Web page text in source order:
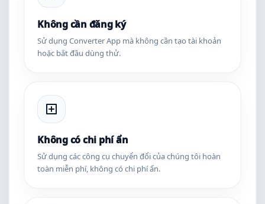
Không cần đăng ký
Sử dụng Converter App mà không cần tạo tài khoản
hoặc bắt đầu dùng thử.
Không có chi phí ẩn
Sử dụng các công cụ chuyển đổi của chúng tôi hoàn
toàn miễn phí, không có chi phí ẩn.